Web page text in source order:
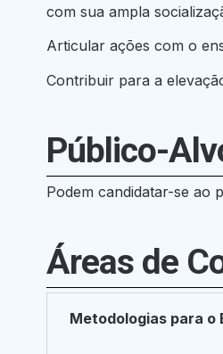
com sua ampla
Articular ações com o
Contribuir para a
Público-
Podem candidatar-se ao
Áreas de
Metodologias para o